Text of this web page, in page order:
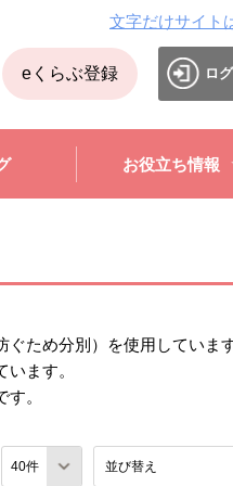
文字だけサイト
eくらぶ登録 ロ
お役立ち情報
ぐため分別）を使用していま
ます。
。
並び替え